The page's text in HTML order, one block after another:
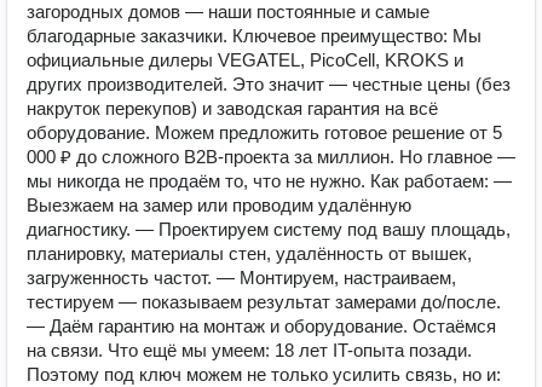
загородных домов — наши постоянные и самые
благодарные заказчики. Ключевое преимущество: Мы
официальные дилеры VEGATEL, PicoCell, KROKS и
других производителей. Это значит — честные цены (без
накруток перекупов) и заводская гарантия на всё
оборудование. Можем предложить готовое решение от 5
000 ₽ до сложного B2B-проекта за миллион. Но главное —
мы никогда не продаём то, что не нужно. Как работаем: —
Выезжаем на замер или проводим удалённую
диагностику. — Проектируем систему под вашу площадь,
планировку, материалы стен, удалённость от вышек,
загруженность частот. — Монтируем, настраиваем,
тестируем — показываем результат замерами до/после.
— Даём гарантию на монтаж и оборудование. Остаёмся
на связи. Что ещё мы умеем: 18 лет IT-опыта позади.
Поэтому под ключ можем не только усилить связь, но и: